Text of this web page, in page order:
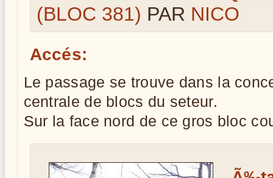
(BLOC 381) PAR NICO
Accés:
Le passage se trouve dans la
centrale de blocs du seteur.
Sur la face nord de ce gros bloc